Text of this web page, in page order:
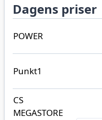
Dagens priser
POWER
Punkt1
CS
MEGASTORE